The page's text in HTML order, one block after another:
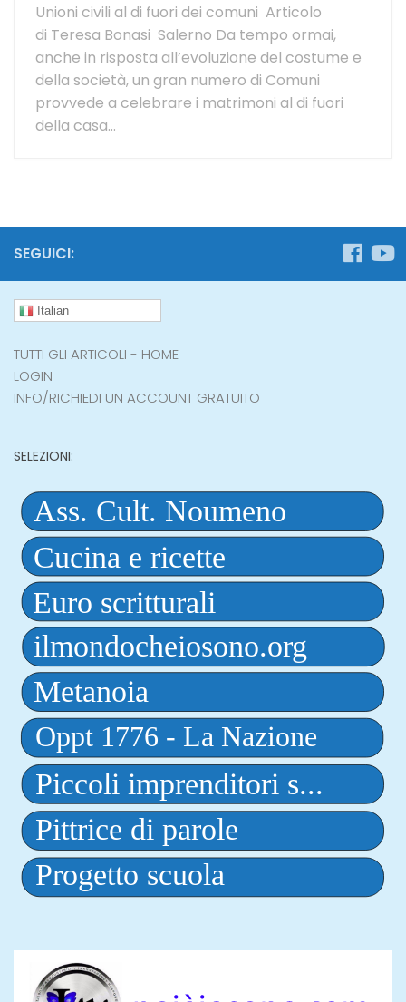
Unioni civili al di fuori dei comuni Articolo
di Teresa Bonasi Salerno Da tempo ormai,
anche in risposta all’evoluzione del costume e
della società, un gran numero di Comuni
provvede a celebrare i matrimoni al di fuori
della casa...
SEGUICI:
Italian
TUTTI GLI ARTICOLI - HOME
LOGIN
INFO/RICHIEDI UN ACCOUNT GRATUITO
SELEZIONI: